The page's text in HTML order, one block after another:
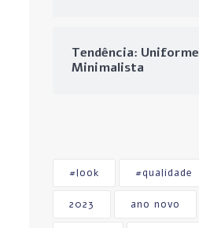
Tendência: Uniforme
Minimalista
#look #qualidade
2023 ano novo